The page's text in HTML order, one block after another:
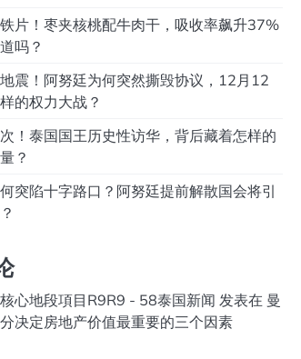
片！枣夹核桃配牛肉干，吸收率飙升37%
吗？
震！阿努廷为何突然撕毁协议，12月12
的权力大战？
！泰国国王历史性访华，背后藏着怎样的
？
突陷十字路口？阿努廷提前解散国会将引
心地段項目R9R9 - 58泰国新闻 发表在 曼
决定房地产价值最重要的三个因素